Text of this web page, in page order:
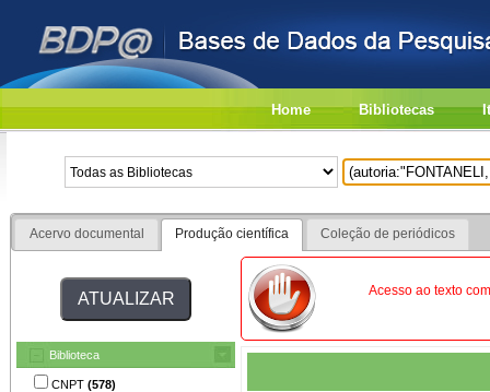
Home Bibliotecas
Acervo documental Produção científica Coleção de periódicos
Biblioteca
CNPT (578)
Acesso ao texto